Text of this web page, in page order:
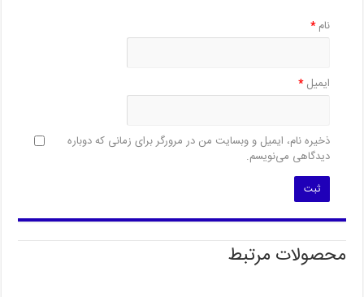
نام*
ایمیل*
ذخیره نام، ایمیل و وبسایت من در مرورگر برای زمانی که دوباره
دیدگاهی می‌نویسم.
محصولات مرتبط